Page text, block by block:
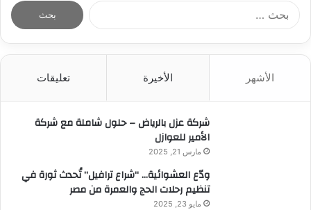
الأشهر الأخيرة تعليقات
شركة عزل بالرياض – حلول شاملة مع شركة
الأمير للعوازل
مارس 21, 2025
ودّع العشوائية… “شراع ترافيل” تُحدث ثورة في
تنظيم رحلات الحج والعمرة من مصر
مايو 23, 2025